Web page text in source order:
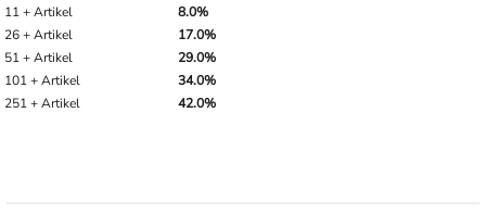
11 + Artikel
8.0%
26 + Artikel
17.0%
51 + Artikel
29.0%
101 + Artikel
34.0%
251 + Artikel
42.0%